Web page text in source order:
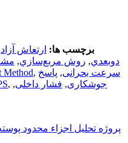
برچسب ها: ارتعاش آزاد
دوبعدي, روش مربع‌سازي,
Method, سرعت بحرانی, پاسخ
, جوشکاری, فشار داخلی,